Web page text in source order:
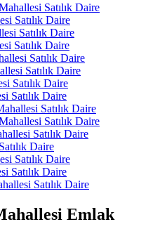
Satılık Daire
Satılık Daire
Satılık Daire
Satılık Daire
Satılık Daire
Satılık Daire
Satılık Daire
Satılık Daire
Satılık Daire
Satılık Daire
Satılık Daire
Daire
Satılık Daire
Satılık Daire
Satılık Daire
Emlak